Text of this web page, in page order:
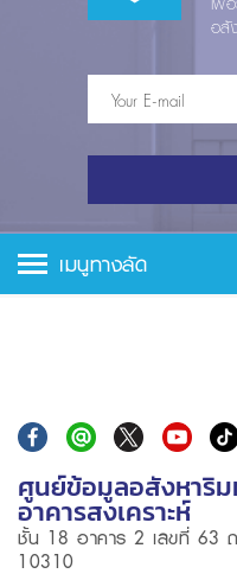
อสั
เมนูทางลัด
ศูนย์ข้อมูลอสังหาริ
อาคารสงเคราะห์
ชั้น 18 อาคาร 2 เลขที่ 63
10310